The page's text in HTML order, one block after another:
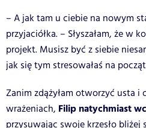
– A jak tam u ciebie na nowym
przyjaciółka. – Słyszałam, że w
projekt. Musisz być z siebie
jak się tym stresowałaś na
Zanim zdążyłam otworzyć usta i
wrażeniach, Filip natychmiast
przysuwając swoje krzesło bliżej